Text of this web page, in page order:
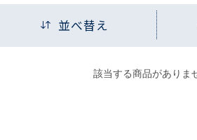
並べ替え
該当する商品がありま